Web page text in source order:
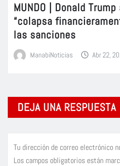
MUNDO | Donald
“colapsa
las sanciones
ManabiNoticias Abr 22,
DEJA UNA RESPUESTA
Tu dirección de correo electrónico
Los campos obligatorios están